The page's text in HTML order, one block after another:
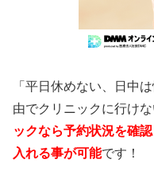
「平日休めない、日中
由でクリニックに行けな
ックなら予約状況を確
入れる事が可能です！